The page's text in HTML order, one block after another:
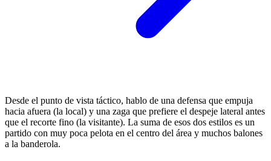
Desde el punto de vista táctico, hablo de una defensa que empuja
hacia afuera (la local) y una zaga que prefiere el despeje lateral antes
que el recorte fino (la visitante). La suma de esos dos estilos es un
partido con muy poca pelota en el centro del área y muchos balones
a la banderola.